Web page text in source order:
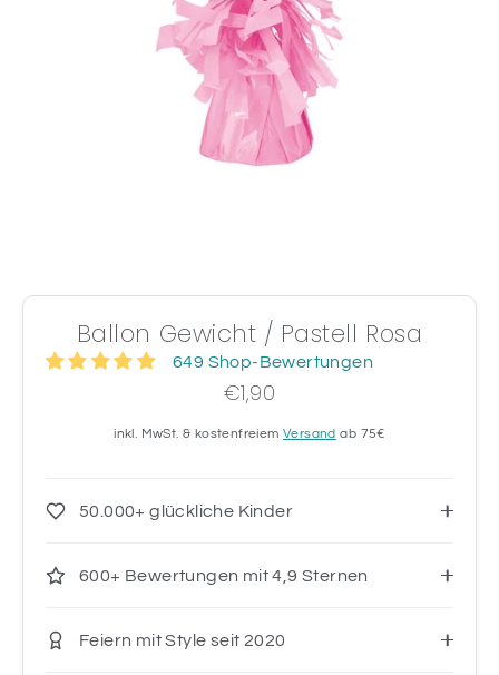
Ballon Gewicht / Pastell Rosa
649 Shop-Bewertungen
€1,90
inkl. MwSt. & kostenfreiemVersand ab 75€
50.000+ glückliche Kinder
600+ Bewertungen mit 4,9 Sternen
Feiern mit Style seit 2020